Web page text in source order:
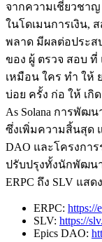
จากความเชี่ยวชา
ในโดเมนการเงิน,
พลาด มีผลต่อประส
ของ ผู้ ตรวจ สอบ ที่
เหมือน ใคร ทํา ให้
บ่อย ครั้ง ก่อ ให้ เกิ
As Solana การพัฒ
ซึ่งเพิ่มความสิ้นสุด
DAO และโครงกา
ปรับปรุงทั้งนักพัฒนา
ERPC ถึง SLV แส
ERPC: https://
SLV: https://
Epics DAO: